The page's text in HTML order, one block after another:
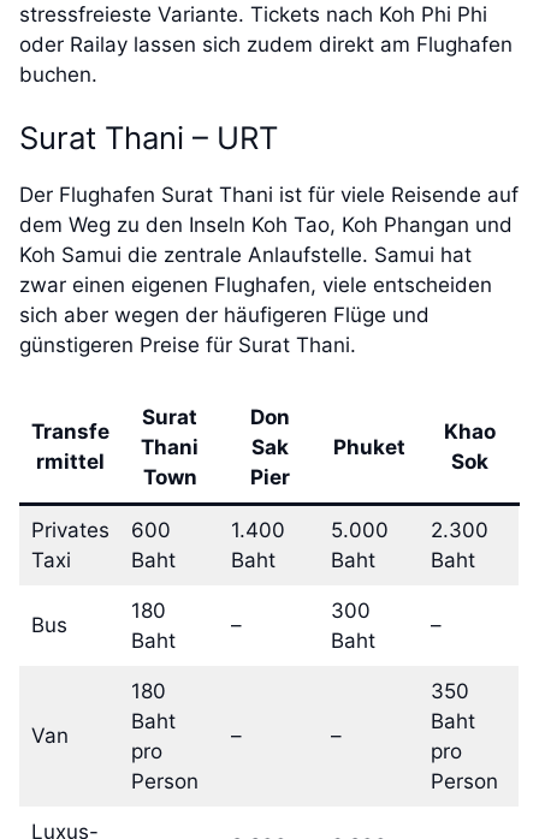
stressfreieste Variante. Tickets nach Koh Phi Phi
oder Railay lassen sich zudem direkt am Flughafen
buchen.
Surat Thani – URT
Der Flughafen Surat Thani ist für viele Reisende auf
dem Weg zu den Inseln Koh Tao, Koh Phangan und
Koh Samui die zentrale Anlaufstelle. Samui hat
zwar einen eigenen Flughafen, viele entscheiden
sich aber wegen der häufigeren Flüge und
günstigeren Preise für Surat Thani.
Transfe
rmittel
Surat
Thani
Town
Don
Sak
Pier
Phuket
Khao
Sok
Privates
Taxi
600
Baht
1.400
Baht
5.000
Baht
2.300
Baht
Bus
180
Baht
–
300
Baht
–
Van
180
Baht
pro
Person
– –
350
Baht
pro
Person
Luxus-